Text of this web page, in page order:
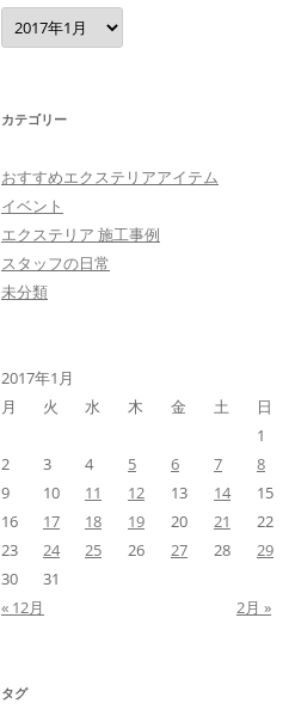
ア
ー
カ
カテゴリー
おすすめエクステリアアイテム
イベント
エクステリア 施工事例
スタッフの日常
未分類
2017年1月
月
火 水 木 金 土
日
1
2
3 4 5 6 7
8
9
10 11 12 13 14
15
16
17 18 19 20 21
22
23
24 25 26 27 28
29
30
31
« 12月
2月 »
タグ